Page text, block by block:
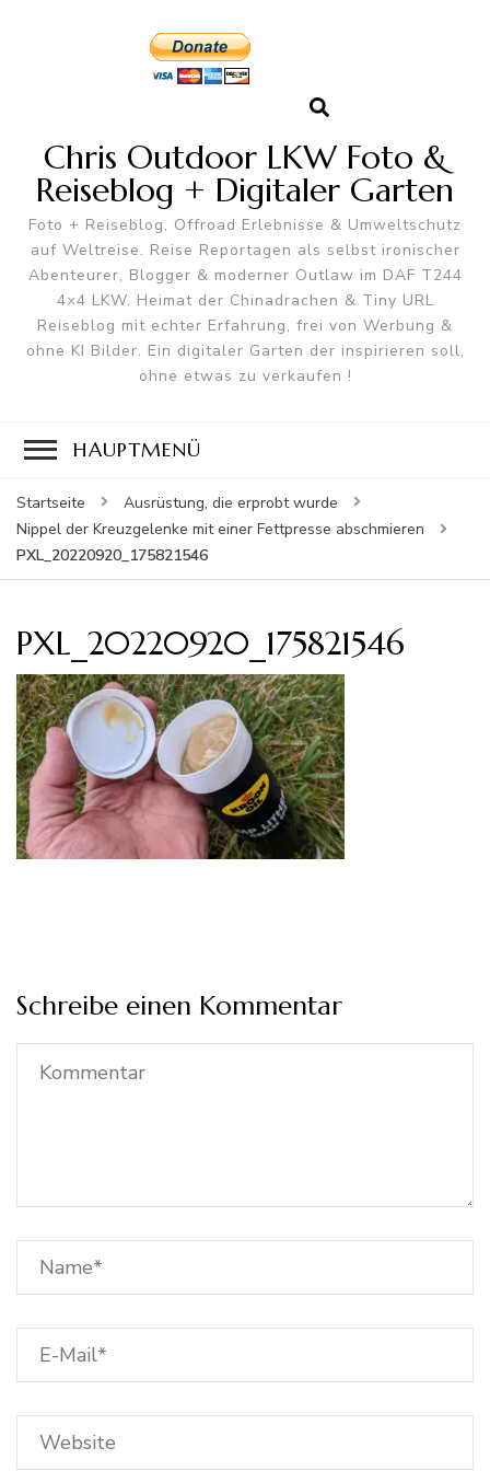
Chris Outdoor LKW Foto &
Reiseblog + Digitaler Garten
Foto + Reiseblog, Offroad Erlebnisse & Umweltschutz
auf Weltreise. Reise Reportagen als selbst ironischer
Abenteurer, Blogger & moderner Outlaw im DAF T244
4×4 LKW. Heimat der Chinadrachen & Tiny URL
Reiseblog mit echter Erfahrung, frei von Werbung &
ohne KI Bilder. Ein digitaler Garten der inspirieren soll,
ohne etwas zu verkaufen !
HAUPTMENÜ
Startseite
Ausrüstung, die erprobt wurde
Nippel der Kreuzgelenke mit einer Fettpresse abschmieren
PXL_20220920_175821546
PXL_20220920_175821546
Schreibe einen Kommentar